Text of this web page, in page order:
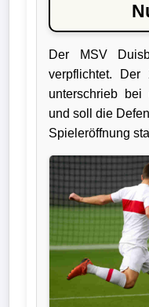
Wechselgerüchte
Verletzungspech
Frauenfußball
Sportnews
STATISTIKEN
Tabelle
Der MSV
verpflichtet. Der
unterschrieb
und soll die
Spieleröffnung